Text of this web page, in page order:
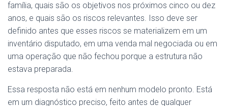
família, quais são os objetivos nos próximos cinco ou dez
anos, e quais são os riscos relevantes. Isso deve ser
definido antes que esses riscos se materializem em um
inventário disputado, em uma venda mal negociada ou em
uma operação que não fechou porque a estrutura não
estava preparada.
Essa resposta não está em nenhum modelo pronto. Está
em um diagnóstico preciso, feito antes de qualquer